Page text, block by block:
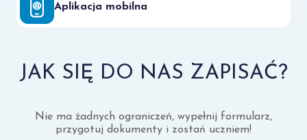
Aplikacja mobilna
JAK SIĘ DO NAS ZAPISAĆ?
Nie ma żadnych ograniczeń, wypełnij formularz,
przygotuj dokumenty i zostań uczniem!